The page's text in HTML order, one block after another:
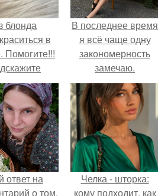
блонда
в
Помогите!!!
из
в светло
русую
В последнее время
я всё чаще одну
закономерность
замечаю.
ответ на
о том,
Челка - шторка:
кому подходит, как